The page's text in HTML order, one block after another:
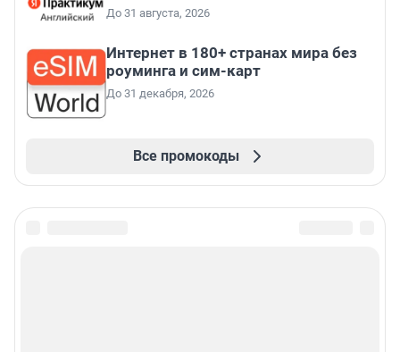
До 31 августа, 2026
Интернет в 180+ странах мира без
роуминга и сим-карт
До 31 декабря, 2026
Все промокоды